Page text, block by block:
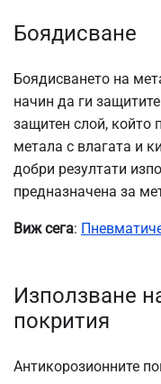
Боядисване
Боядисването на
начин да ги
защитен слой, който
метала с влагата и
добри резултати
предназначена за
Виж сега:
Използване
покрития
Антикорозионните